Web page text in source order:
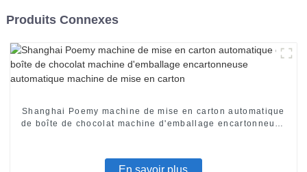
Produits Connexes
Shanghai Poemy machine de mise en carton automatique
de boîte de chocolat machine d'emballage encartonneuse
En savoir plus